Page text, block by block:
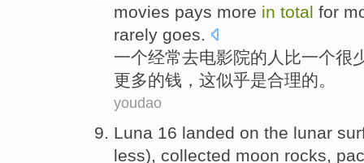
movies pays more in total for
rarely goes.
一个经常去电影院的 人 比一个很
更多的钱， 这似乎是合理的。
youdao
Luna 16 landed on the lunar
less), collected moon rocks,